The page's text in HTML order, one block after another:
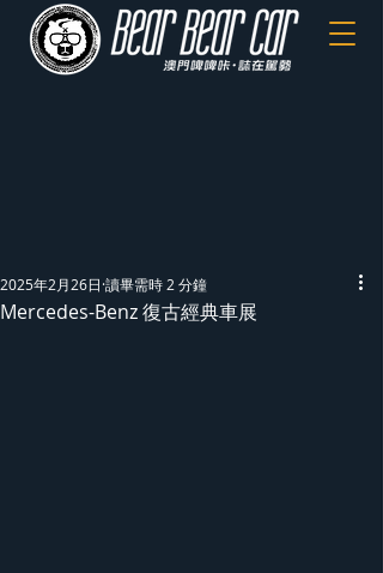
Mercedes-Benz 復古經典車展
2025年2月26日 讀畢需時 2 分鐘